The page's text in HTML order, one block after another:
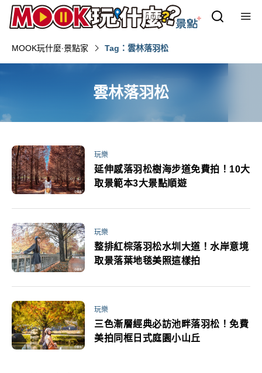
MOOK玩什麼‧景點家 Tag：雲林落羽松
雲林落羽松
玩樂
延伸感落羽松樹海步道免費拍！10大
取景範本3大景點順遊
玩樂
整排紅棕落羽松水圳大道！水岸意境
取景落葉地毯美照這樣拍
玩樂
三色漸層經典必訪池畔落羽松！免費
美拍同框日式庭園小山丘